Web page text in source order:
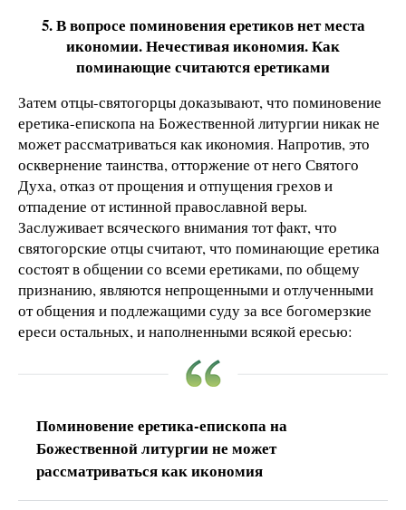
5. В вопросе поминовения еретиков нет места
икономии. Нечестивая икономия. Как
поминающие считаются еретиками
Затем отцы-святогорцы доказывают, что поминовение
еретика-епископа на Божественной литургии никак не
может рассматриваться как икономия. Напротив, это
осквернение таинства, отторжение от него Святого
Духа, отказ от прощения и отпущения грехов и
отпадение от истинной православной веры.
Заслуживает всяческого внимания тот факт, что
святогорские отцы считают, что поминающие еретика
состоят в общении со всеми еретиками, по общему
признанию, являются непрощенными и отлученными
от общения и подлежащими суду за все богомерзкие
ереси остальных, и наполненными всякой ересью:
Поминовение еретика-епископа на
Божественной литургии не может
рассматриваться как икономия